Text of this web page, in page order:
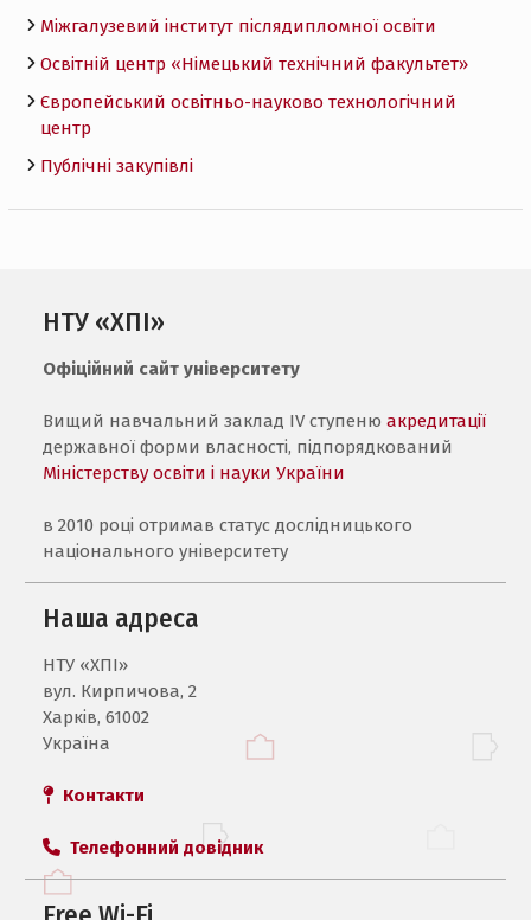
Міжгалузевий інститут післядипломної освіти
Освітній центр «Німецький технічний факультет»
Європейський освітньо-науково технологічний
центр
Публічні закупівлі
НТУ «ХПІ»
Офіційний сайт університету
Вищий навчальний заклад IV ступенюакредитації
державної форми власності, підпорядкований
Міністерству освіти і науки України
в 2010 році отримав статус дослідницького
національного університету
Наша адреса
НТУ «ХПI»
вул. Кирпичова, 2
Харків, 61002
Україна
Контакти
Телефонний довідник